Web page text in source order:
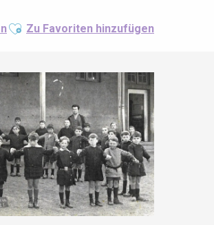
Ajouter aux favoris
Zu Favoriten hinzufügen